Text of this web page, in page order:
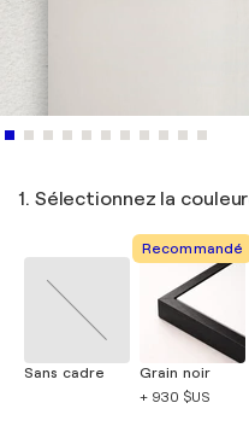
1. Sélectionnez la couleur
Sans cadre
Recommandé
Grain noir
+ 930 $US